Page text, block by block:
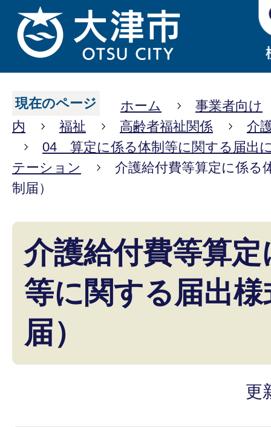
現在のページ ホーム
事業者向け
内
福祉 高齢者福祉関係
介
04 算定に係る体制等に関する届出
テーション
介護給付費等算定に係る
制届）
介護給付費等算
等に関する届出
届）
更